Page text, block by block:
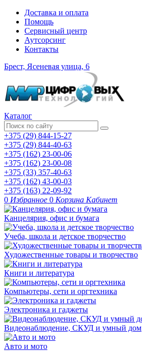
Доставка и оплата
Помощь
Сервисный центр
Аутсорсинг
Контакты
Брест, Ясеневая улица, 6
Каталог
+375 (29) 844-15-27
+375 (29) 844-40-63
+375 (162) 23-00-06
+375 (162) 23-00-08
+375 (33) 357-40-63
+375 (162) 43-00-03
+375 (163) 22-09-92
0 Избранное 0 Корзина Кабинет
Канцелярия, офис и бумага
Учеба, школа и детское творчество
Художественные товары и творчество
Книги и литература
Компьютеры, сети и оргтехника
Электроника и гаджеты
Видеонаблюдение, СКУД и умный дом
Авто и мото